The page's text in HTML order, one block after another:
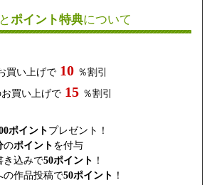
ポイント特典について
買い上げで 10 ％割引
買い上げで 15 ％割引
ポイントプレゼント！
のポイント を付与
き込みで50ポイント ！
作品投稿で50ポイント ！